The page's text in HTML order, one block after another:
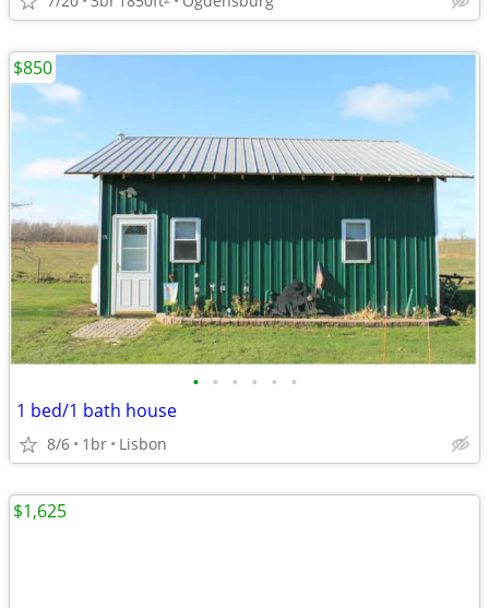
• • • • • •
1 bed/1 bath house
8/6 1br Lisbon
$850
$1,625